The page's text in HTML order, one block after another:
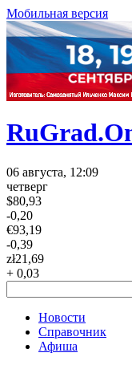
Мобильная версия
06 августа, 12:09
четверг
$80,93
-0,20
€93,19
-0,39
zł21,69
+ 0,03
Новости
Справочник
Афиша